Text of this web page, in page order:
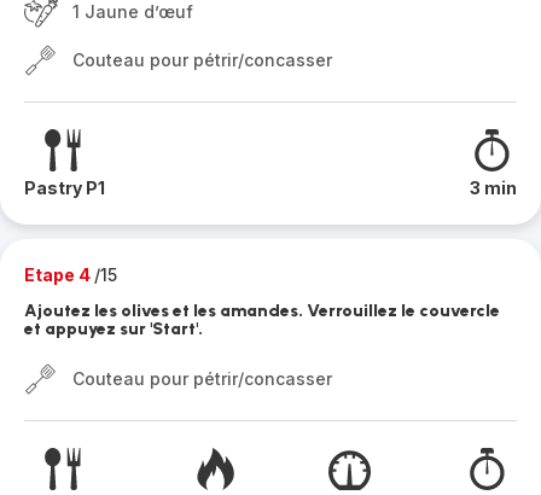
1 Jaune d’œuf
Couteau pour pétrir/concasser
Pastry P1 3 min
Etape 4 /15
Ajoutez les olives et les amandes. Verrouillez le couvercle
et appuyez sur 'Start'.
Couteau pour pétrir/concasser